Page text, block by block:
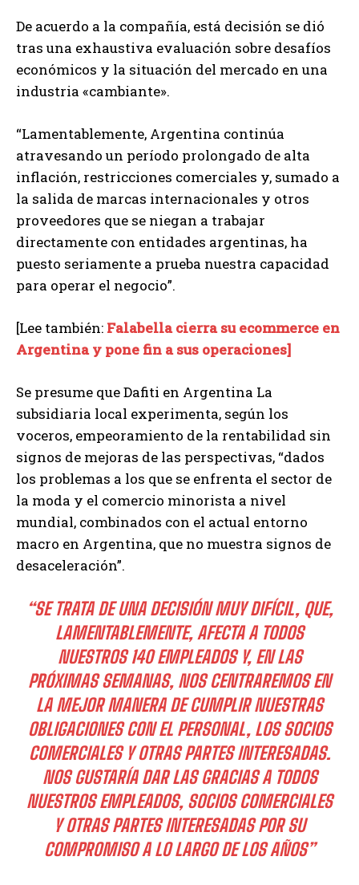
De acuerdo a la compañía, está decisión se dió
tras una exhaustiva evaluación sobre desafíos
económicos y la situación del mercado en una
industria «cambiante».
“Lamentablemente, Argentina continúa
atravesando un período prolongado de alta
inflación, restricciones comerciales y, sumado a
la salida de marcas internacionales y otros
proveedores que se niegan a trabajar
directamente con entidades argentinas, ha
puesto seriamente a prueba nuestra capacidad
para operar el negocio”.
[Lee también: Falabella cierra su ecommerce en
Argentina y pone fin a sus operaciones]
Se presume que Dafiti en Argentina La
subsidiaria local experimenta, según los
voceros, empeoramiento de la rentabilidad sin
signos de mejoras de las perspectivas, “dados
los problemas a los que se enfrenta el sector de
la moda y el comercio minorista a nivel
mundial, combinados con el actual entorno
macro en Argentina, que no muestra signos de
desaceleración”.
“SE TRATA DE UNA DECISIÓN MUY DIFÍCIL, QUE,
LAMENTABLEMENTE, AFECTA A TODOS
NUESTROS 140 EMPLEADOS Y, EN LAS
PRÓXIMAS SEMANAS, NOS CENTRAREMOS EN
LA MEJOR MANERA DE CUMPLIR NUESTRAS
OBLIGACIONES CON EL PERSONAL, LOS SOCIOS
COMERCIALES Y OTRAS PARTES INTERESADAS.
NOS GUSTARÍA DAR LAS GRACIAS A TODOS
NUESTROS EMPLEADOS, SOCIOS COMERCIALES
Y OTRAS PARTES INTERESADAS POR SU
COMPROMISO A LO LARGO DE LOS AÑOS”